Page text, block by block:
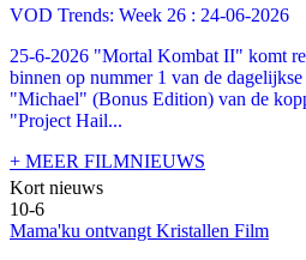
VOD Trends: Week 26 : 24-06-2026
25-6-2026 "Mortal Kombat II" komt
binnen op nummer 1 van de
"Michael" (Bonus Edition) van de
"Project Hail...
+ MEER FILMNIEUWS
Kort nieuws
10-6
Mama'ku ontvangt Kristallen Film